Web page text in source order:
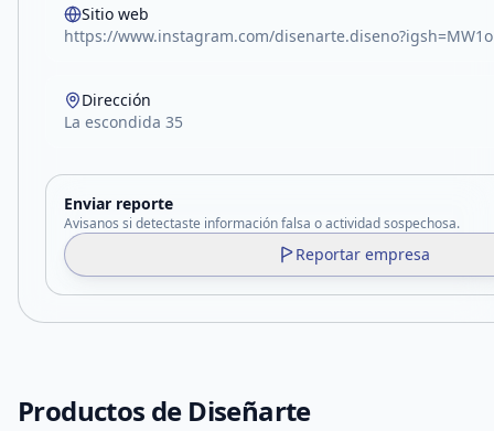
Sitio web
https://www.instagram.com/
Dirección
La escondida 35
Enviar reporte
Avisanos si detectaste información falsa o actividad sospechosa.
Reportar empresa
Productos de Diseñarte